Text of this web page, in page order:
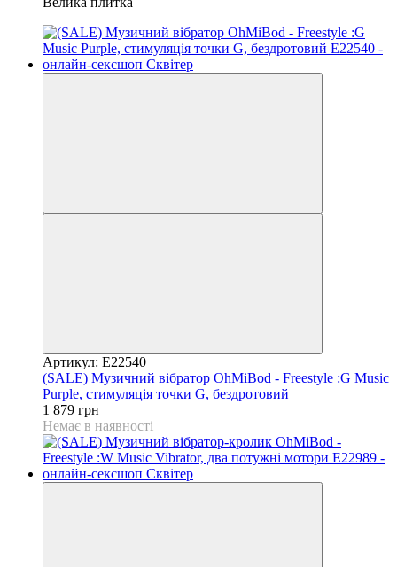
Артикул: E22540
(SALE) Музичний вібратор OhMiBod - Freestyle :G Music
Purple, стимуляція точки G, бездротовий
1 879 грн
Немає в наявності